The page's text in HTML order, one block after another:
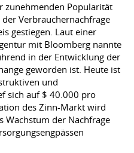
zunehmenden Popularität
Verbrauchernachfrage
gestiegen. Laut einer
mit Bloomberg nannte
in der Entwicklung der
geworden ist. Heute ist
und
sich auf $ 40.000 pro
des Zinn-Markt wird
Wachstum der Nachfrage